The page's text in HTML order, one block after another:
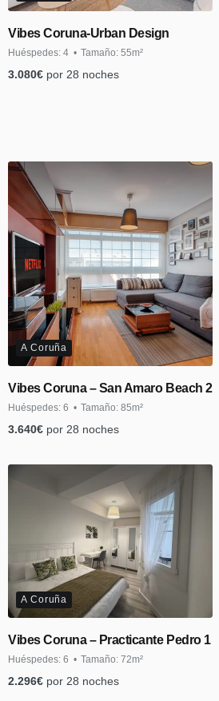
Vibes Coruna-Urban Design
Huéspedes: 4 Tamaño: 55m²
3.080€ por 28 noches
A Coruña
Vibes Coruna – San Amaro Beach 2
Huéspedes: 6 Tamaño: 85m²
3.640€ por 28 noches
A Coruña
Vibes Coruna – Practicante Pedro 1
Huéspedes: 6 Tamaño: 72m²
2.296€ por 28 noches